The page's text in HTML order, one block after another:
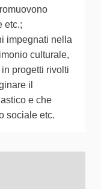
etc.;
impegnati nella
culturale,
progetti rivolti
il
e che
sociale etc.
presenta gli